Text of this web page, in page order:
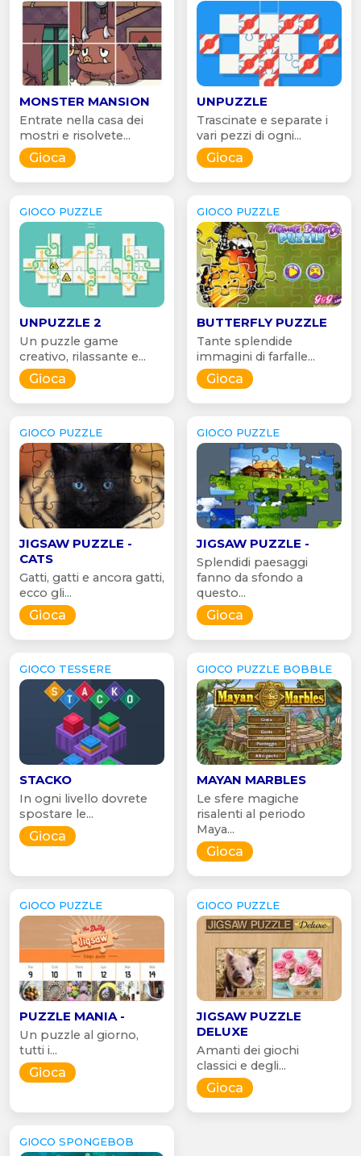
MONSTER MANSION
Entrate nella casa dei
mostri e risolvete...
Gioca
UNPUZZLE
Trascinate e separate i
vari pezzi di ogni...
Gioca
GIOCO PUZZLE
UNPUZZLE 2
Un puzzle game
creativo, rilassante e...
Gioca
GIOCO PUZZLE
BUTTERFLY PUZZLE
Tante splendide
immagini di farfalle...
Gioca
GIOCO PUZZLE
JIGSAW PUZZLE -
CATS
Gatti, gatti e ancora gatti,
ecco gli...
Gioca
GIOCO PUZZLE
JIGSAW PUZZLE -
Splendidi paesaggi
fanno da sfondo a
questo...
Gioca
GIOCO TESSERE
STACKO
In ogni livello dovrete
spostare le...
Gioca
GIOCO PUZZLE BOBBLE
MAYAN MARBLES
Le sfere magiche
risalenti al periodo
Maya...
Gioca
GIOCO PUZZLE
PUZZLE MANIA -
Un puzzle al giorno,
tutti i...
Gioca
GIOCO PUZZLE
JIGSAW PUZZLE
DELUXE
Amanti dei giochi
classici e degli...
Gioca
GIOCO SPONGEBOB